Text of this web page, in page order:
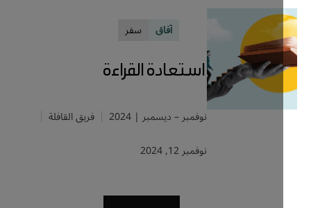
سفر
استعادة القراءة
نوفمبر – ديسمبر | 2024
فريق القافلة